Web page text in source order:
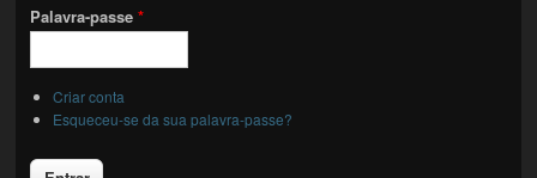
Palavra-passe*
Criar conta
Esqueceu-se da sua palavra-passe?